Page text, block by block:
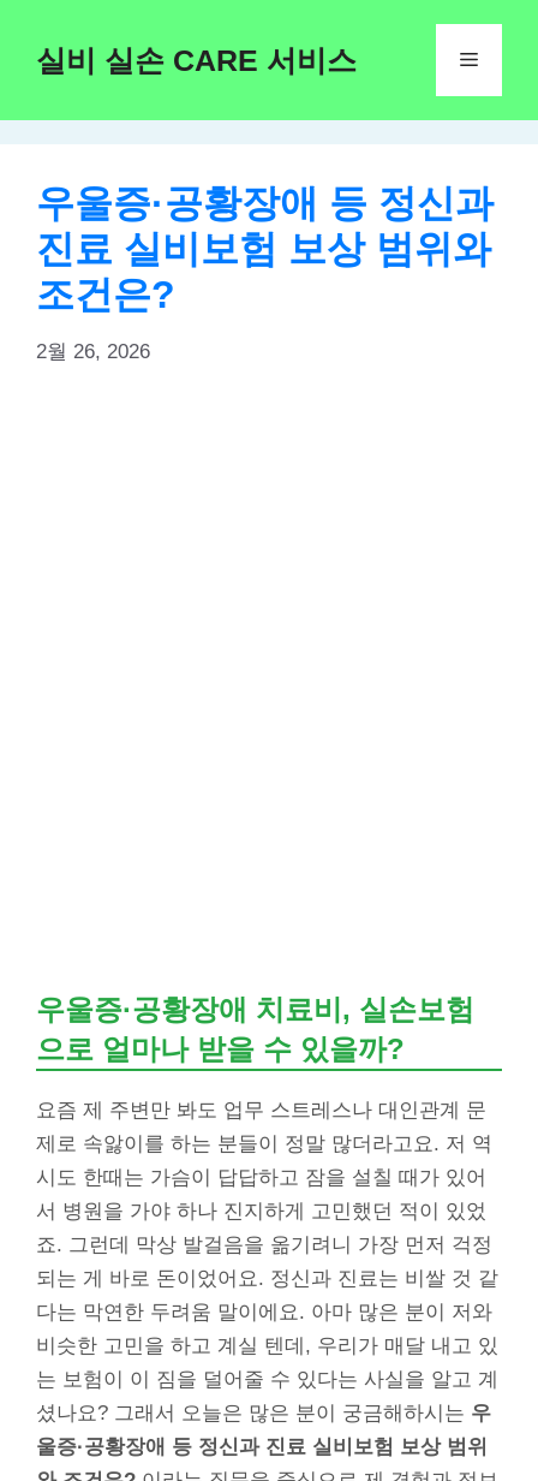
content
실비 실손 CARE 서비스 Menu
우울증·공황장애 등 정신과
진료 실비보험 보상 범위와
조건은?
2월 26, 2026
우울증·공황장애 치료비, 실손보험
으로 얼마나 받을 수 있을까?
요즘 제 주변만 봐도 업무 스트레스나 대인관계 문
제로 속앓이를 하는 분들이 정말 많더라고요. 저 역
시도 한때는 가슴이 답답하고 잠을 설칠 때가 있어
서 병원을 가야 하나 진지하게 고민했던 적이 있었
죠. 그런데 막상 발걸음을 옮기려니 가장 먼저 걱정
되는 게 바로 돈이었어요. 정신과 진료는 비쌀 것 같
다는 막연한 두려움 말이에요. 아마 많은 분이 저와
비슷한 고민을 하고 계실 텐데, 우리가 매달 내고 있
는 보험이 이 짐을 덜어줄 수 있다는 사실을 알고 계
셨나요? 그래서 오늘은 많은 분이 궁금해하시는 우
울증·공황장애 등 정신과 진료 실비보험 보상 범위